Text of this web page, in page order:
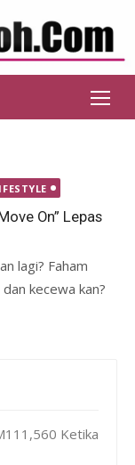
On” Lepas
lagi? Faham
kecewa kan?
Ketika